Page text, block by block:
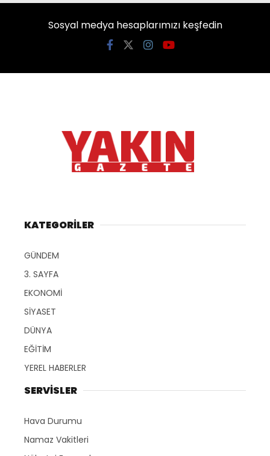
Sosyal medya hesaplarımızı keşfedin
KATEGORİLER
GÜNDEM
3. SAYFA
EKONOMİ
SİYASET
DÜNYA
EĞİTİM
YEREL HABERLER
SERVİSLER
Hava Durumu
Namaz Vakitleri